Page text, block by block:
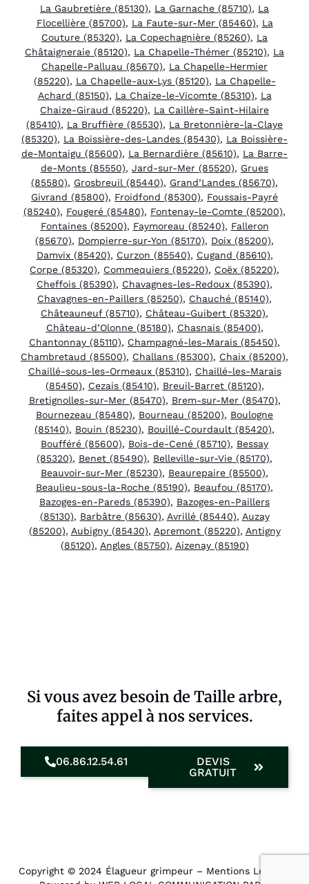
La Gaubretière (85130), La Garnache (85710), La
Flocellière (85700), La Faute-sur-Mer (85460), La
Couture (85320), La Copechagnière (85260), La
Châtaigneraie (85120), La Chapelle-Thémer (85210), La
Chapelle-Palluau (85670), La Chapelle-Hermier
(85220), La Chapelle-aux-Lys (85120), La Chapelle-
Achard (85150), La Chaize-le-Vicomte (85310), La
Chaize-Giraud (85220), La Caillère-Saint-Hilaire
(85410), La Bruffière (85530), La Bretonnière-la-Claye
(85320), La Boissière-des-Landes (85430), La Boissière-
de-Montaigu (85600), La Bernardière (85610), La Barre-
de-Monts (85550), Jard-sur-Mer (85520), Grues
(85580), Grosbreuil (85440), Grand’Landes (85670),
Givrand (85800), Froidfond (85300), Foussais-Payré
(85240), Fougeré (85480), Fontenay-le-Comte (85200),
Fontaines (85200), Faymoreau (85240), Falleron
(85670), Dompierre-sur-Yon (85170), Doix (85200),
Damvix (85420), Curzon (85540), Cugand (85610),
Corpe (85320), Commequiers (85220), Coëx (85220),
Cheffois (85390), Chavagnes-les-Redoux (85390),
Chavagnes-en-Paillers (85250), Chauché (85140),
Châteauneuf (85710), Château-Guibert (85320),
Château-d’Olonne (85180), Chasnais (85400),
Chantonnay (85110), Champagné-les-Marais (85450),
Chambretaud (85500), Challans (85300), Chaix (85200),
Chaillé-sous-les-Ormeaux (85310), Chaillé-les-Marais
(85450), Cezais (85410), Breuil-Barret (85120),
Bretignolles-sur-Mer (85470), Brem-sur-Mer (85470),
Bournezeau (85480), Bourneau (85200), Boulogne
(85140), Bouin (85230), Bouillé-Courdault (85420),
Boufféré (85600), Bois-de-Cené (85710), Bessay
(85320), Benet (85490), Belleville-sur-Vie (85170),
Beauvoir-sur-Mer (85230), Beaurepaire (85500),
Beaulieu-sous-la-Roche (85190), Beaufou (85170),
Bazoges-en-Pareds (85390), Bazoges-en-Paillers
(85130), Barbâtre (85630), Avrillé (85440), Auzay
(85200), Aubigny (85430), Apremont (85220), Antigny
(85120), Angles (85750), Aizenay (85190)
Si vous avez besoin de Taille arbre,
faites appel à nos services.
06.86.12.54.61
DEVIS
GRATUIT
Copyright © 2024 Élagueur grimpeur – Mentions Légales